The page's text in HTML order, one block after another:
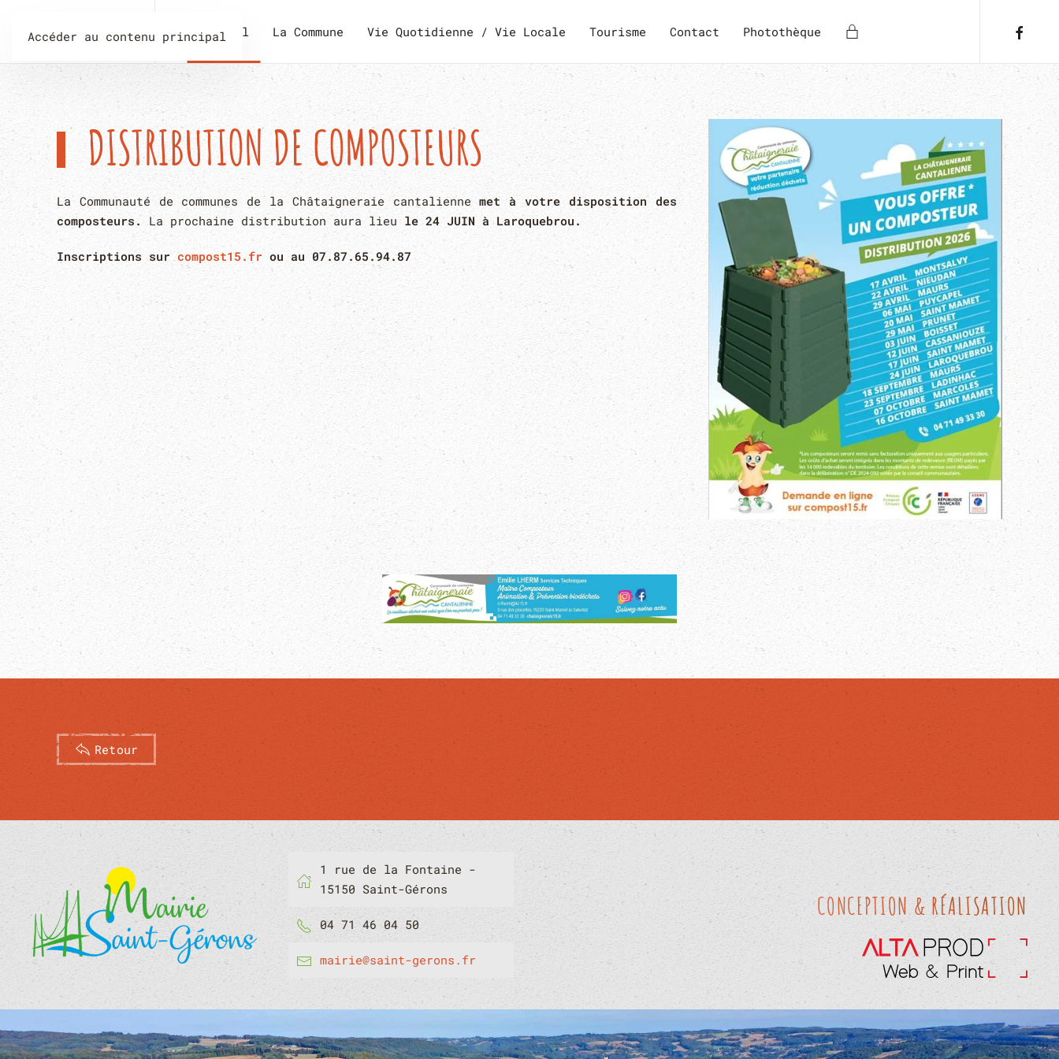
Accéder au contenu principal
Accueil La Commune Vie Quotidienne / Vie Locale Tourisme Contact Photothèque
DISTRIBUTION DE COMPOSTEURS
La Communauté de communes de la Châtaigneraie cantaliennemet à votre disposition des
composteurs. La prochaine distribution aura lieu le 24 JUIN à Laroquebrou.
Inscriptions sur compost15.fr ou au 07.87.65.94.87
Retour
1 rue de la Fontaine -
15150 Saint-Gérons
04 71 46 04 50
mairie@saint-gerons.fr
CONCEPTION & RÉALISATION